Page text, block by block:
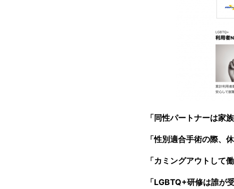
「同性パートナーは家
「性別適合手術の際、
「カミングアウトして
「LGBTQ+研修は誰が